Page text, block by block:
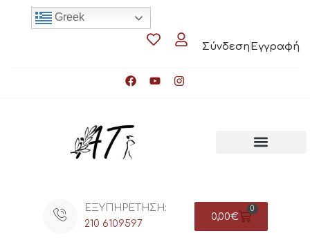
Σύνδεση Εγγραφή
Greek
ΕΞΥΠΗΡΕΤΗΣΗ:
210 6109597
0,00€
0